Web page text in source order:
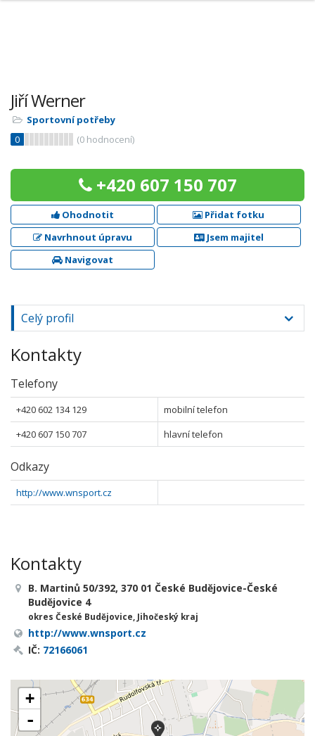
Jiří Werner
Sportovní potřeby
0
(0 hodnocení)
+420 607 150 707
Ohodnotit
Přidat fotku
Navrhnout úpravu
Jsem majitel
Navigovat
Celý profil
Kontakty
Telefony
+420 602 134 129
mobilní telefon
+420 607 150 707
hlavní telefon
Odkazy
http://www.wnsport.cz
Kontakty
B. Martinů 50/392, 370 01 České Budějovice-České
Budějovice 4
okres České Budějovice, Jihočeský kraj
http://www.wnsport.cz
IČ: 72166061
+
-